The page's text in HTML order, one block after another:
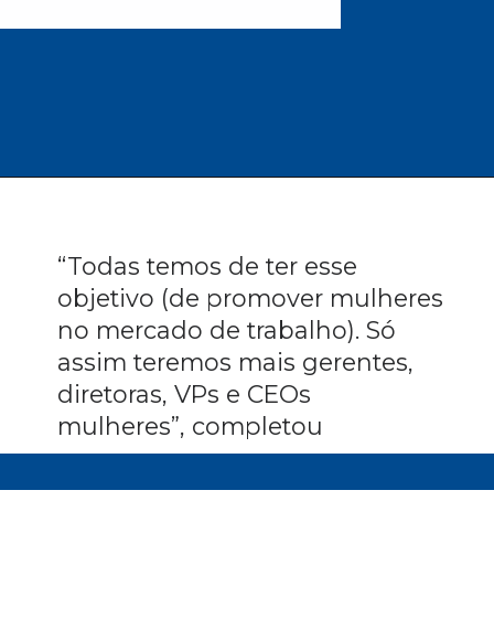
“Todas temos de ter esse
objetivo (de promover mulheres
no mercado de trabalho). Só
assim teremos mais gerentes,
diretoras, VPs e CEOs
mulheres”, completou